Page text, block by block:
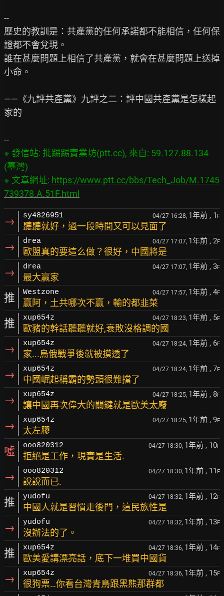
--
歷史的教訓是：共產黨的任何承諾都不能相信，任何保
證都不會兌現。
誰在甚麼問題上相信了共產黨，就會在甚麼問題上送掉
小命。
——《九評共產黨》九評之二：評中國共產黨是怎樣起
家的
※ 發信站: 批踢踢實業坊(ptt.cc), 來自: 59.127.88.134
(臺灣)
※ 文章網址: https://www.ptt.cc/bbs/Tech_Job/M.1745
739378.A.51F.html
→ sy4826951 04/27 16:28, 1年前 , 1 F
聽聽就好，過一段時間又可以見面了
→ drea 04/27 17:07, 1年前 , 2F
歐盟真的要這么做？很好，中國將是
→ drea 04/27 17:07, 1年前 , 3F
最大贏家
推 Westzone 04/27 17:57, 1年前 , 4F
贏阿，土共哪次不贏，輸的都韭菜
推 xup654z 04/27 18:23, 1年前 , 5F
歐豬的幹話聽聽就好,衰敗沒格調的國
→ xup654z 04/27 18:24, 1年前 , 6F
家...烏俄戰爭後就被摸透了
→ xup654z 04/27 18:24, 1年前 , 7F
中國崛起稱霸的勢頭很難擋了
→ xup654z 04/27 18:25, 1年前 , 8F
讓中國再次偉大的關鍵就是歐美太廢
→ xup654z 04/27 18:25, 1年前 , 9F
太左膠
噓 ooo820312 04/27 18:30, 1年前 , 10F
拒絕是工作，現實是生活.
→ ooo820312 04/27 18:30, 1年前 , 11 F
說說而已.
推 yudofu 04/27 18:32, 1年前 , 12F
中國人就是習慣走後門，這民族性是
→ yudofu 04/27 18:32, 1年前 , 13F
沒辦法的了。
推 xup654z 04/27 18:36, 1年前 , 14F
歐美愛講漂亮話，底下一堆買中國貨
→ xup654z 04/27 18:36, 1年前 , 15F
很狗票…你看台灣青鳥跟黑熊那群都